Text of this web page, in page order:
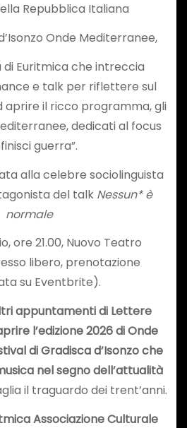
Repubblica Italiana
Onde Mediterranee,
di Euritmica che intreccia
e talk per riflettere sul
aprire il ricco programma, gli
dedicati al focus
guerra”.
alla celebre sociolinguista
del talk Nessun* è
normale
ore 21.00, Nuovo Teatro
libero, prenotazione
su Eventbrite).
appuntamenti di Lettere
l’edizione 2026 di Onde
di Gradisca d’Isonzo che
nel segno dell’attualità
il traguardo dei trent’anni.
Associazione Culturale